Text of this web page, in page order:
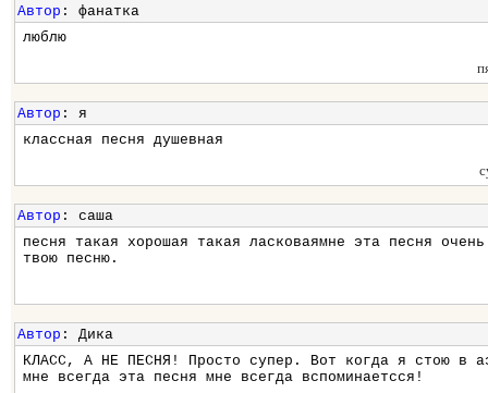
Автор : фанатка
люблю
Автор : я
классная песня душевная
Автор : саша
песня такая хорошая такая ласковаямне эта песня
твою песню.
Автор : Дика
КЛАСС, А НЕ ПЕСНЯ! Просто супер. Вот когда я стою в
мне всегда эта песня мне всегда вспоминаетсся!